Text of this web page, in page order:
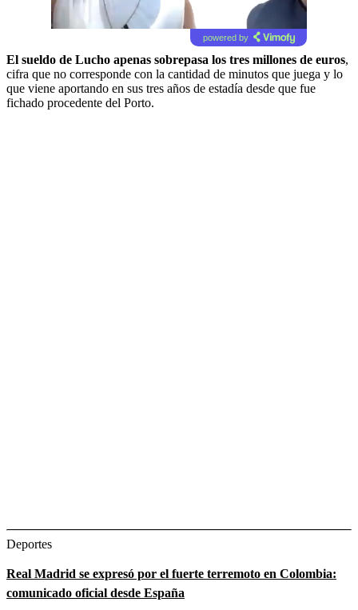
powered by
El sueldo de Lucho apenas sobrepasa los tres millones de euros,
cifra que no corresponde con la cantidad de minutos que juega y lo
que viene aportando en sus tres años de estadía desde que fue
fichado procedente del Porto.
Deportes
Real Madrid se expresó por el fuerte terremoto en Colombia:
comunicado oficial desde España